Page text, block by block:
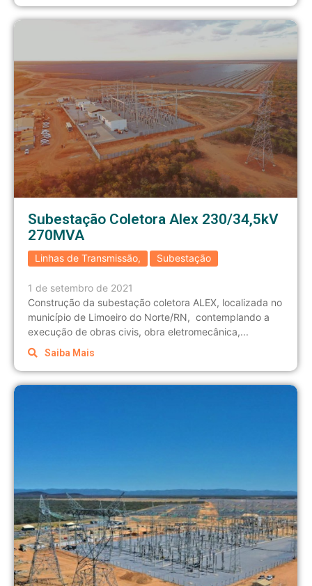
Subestação Coletora Alex 230/34,5kV
270MVA
Linhas de Transmissão, Subestação
1 de setembro de 2021
Construção da subestação coletora ALEX, localizada no
município de Limoeiro do Norte/RN, contemplando a
execução de obras civis, obra eletromecânica,...
Saiba Mais